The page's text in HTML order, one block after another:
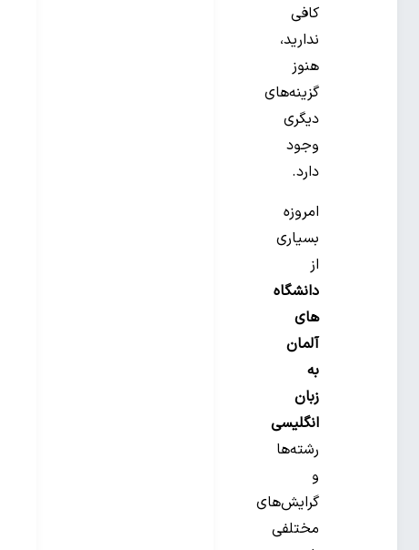
کافی
ندارید،
هنوز
گزینه‌های
دیگری
وجود
دارد.
امروزه
بسیاری
از
دانشگاه
های
آلمان
به
زبان
انگلیسی
رشته‌ها
و
گرایش‌های
مختلفی